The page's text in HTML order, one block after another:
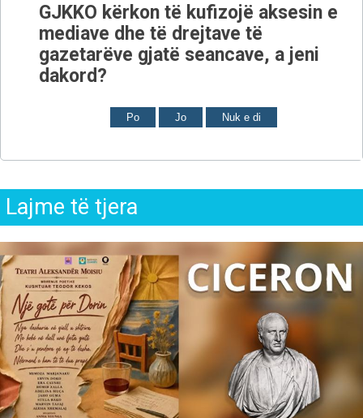
GJKKO kërkon të kufizojë aksesin e
mediave dhe të drejtave të
gazetarëve gjatë seancave, a jeni
dakord?
Po Jo Nuk e di
Lajme të tjera